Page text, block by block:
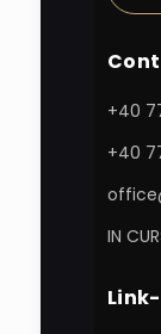
+40
+40
IN